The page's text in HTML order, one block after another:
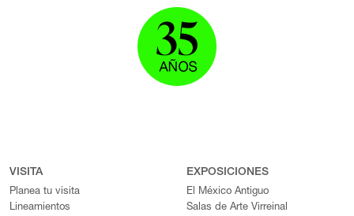
VISITA
Planea tu visita
Lineamientos
EXPOSICIONES
El México Antiguo
Salas de Arte Virreinal